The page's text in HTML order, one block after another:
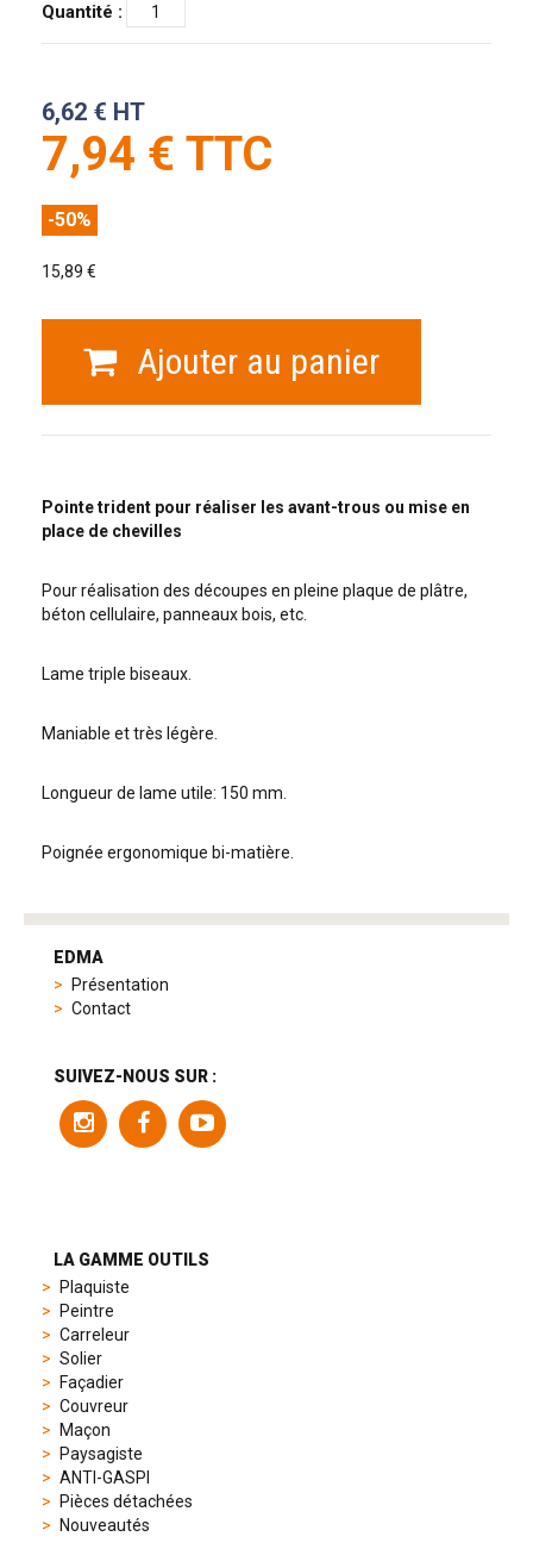
Quantité :
6,62 € HT
7,94 € TTC
-50%
15,89 €
Ajouter au panier
Pointe trident pour réaliser les avant-trous ou mise en
place de chevilles
Pour réalisation des découpes en pleine plaque de plâtre,
béton cellulaire, panneaux bois, etc.
Lame triple biseaux.
Maniable et très légère.
Longueur de lame utile: 150 mm.
Poignée ergonomique bi-matière.
tag
product
sporty
chronographs
elegant
watches.
model
chosen
EDMA
Présentation
Contact
SUIVEZ-NOUS SUR :
LA GAMME OUTILS
Plaquiste
Peintre
Carreleur
Solier
Façadier
Couvreur
Maçon
Paysagiste
ANTI-GASPI
Pièces détachées
Nouveautés